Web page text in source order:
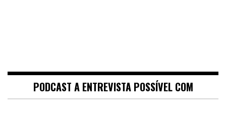
PODCAST A ENTREVISTA POSSÍVEL COM